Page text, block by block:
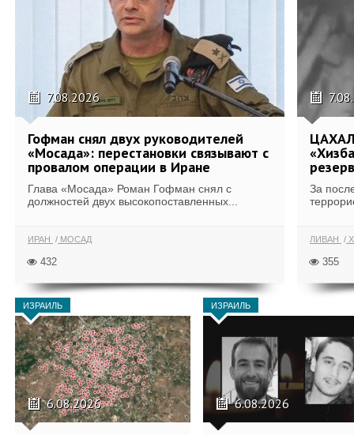
7.08.2026
Гофман снял двух руководителей
«Мосада»: перестановки связывают с
провалом операции в Иране
Глава «Мосада» Роман Гофман снял с
должностей двух высокопоставленных...
ИРАН МОСАД
432
ЦАХАЛ
За
ЛИВАН
355
ИЗРАИЛЬ
6.08.2026
ИЗРАИЛЬ
6.08.2026